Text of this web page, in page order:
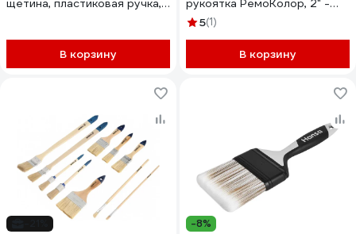
щетина, пластиковая ручка,
В корзину
рукоятка РемоКолор, 2" -
50мм, /шт./ 01-2-020
5(1)
В корзину
-8%